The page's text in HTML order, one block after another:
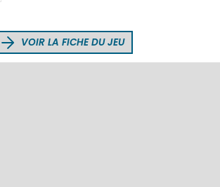
VOIR LA FICHE DU JEU